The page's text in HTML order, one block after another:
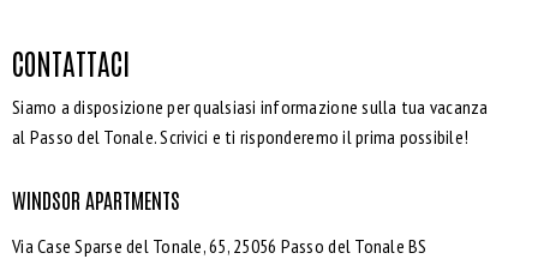
CONTATTACI
Siamo a disposizione per qualsiasi informazione sulla tua vacanza
al Passo del Tonale. Scrivici e ti risponderemo il prima possibile!
WINDSOR APARTMENTS
Via Case Sparse del Tonale, 65, 25056 Passo del Tonale BS